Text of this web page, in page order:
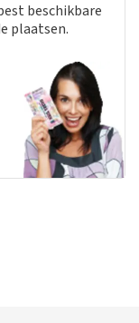
beschikbare
plaatsen.